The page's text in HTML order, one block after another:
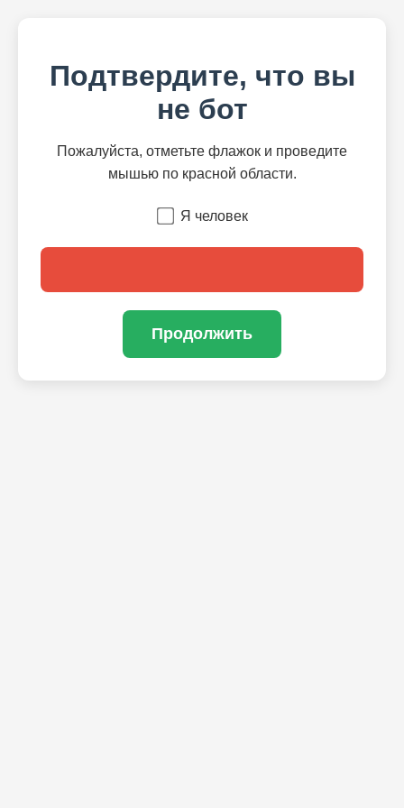
Подтвердите, что вы
не бот
Пожалуйста, отметьте флажок и проведите
мышью по красной области.
Я человек
Продолжить